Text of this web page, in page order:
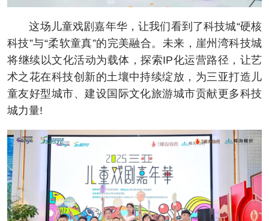
这场儿童戏剧嘉年华，让我们看到了科技城“硬核
科技”与“柔软童真”的完美融合。未来，崖州湾科技城
将继续以文化活动为载体，探索IP化运营路径，让艺
术之花在科技创新的土壤中持续绽放，为三亚打造儿
童友好型城市、建设国际文化旅游城市贡献更多科技
城力量!